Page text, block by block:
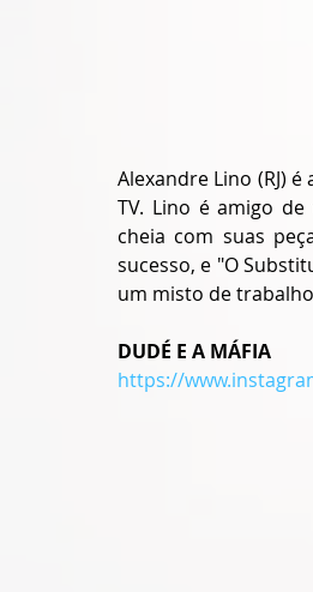
Alexandre Lino (RJ)
TV. Lino é amigo
cheia com suas
sucesso, e "O
um misto de
DUDÉ E A MÁFIA
https://